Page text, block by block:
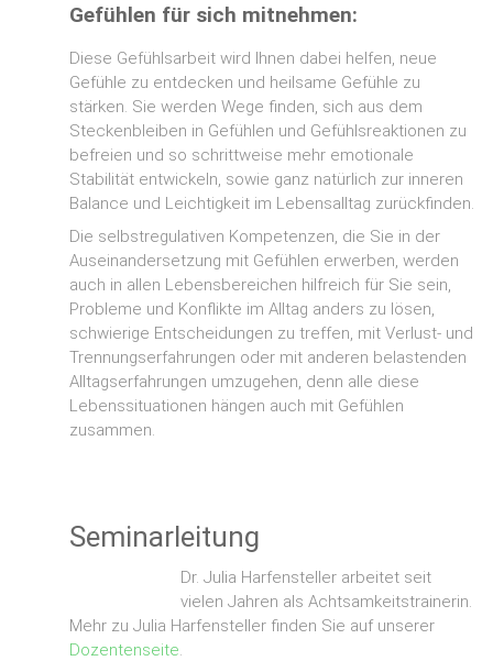
Gefühlen für sich mitnehmen:
Diese Gefühlsarbeit wird Ihnen dabei helfen, neue
Gefühle zu entdecken und heilsame Gefühle zu
stärken. Sie werden Wege finden, sich aus dem
Steckenbleiben in Gefühlen und Gefühlsreaktionen zu
befreien und so schrittweise mehr emotionale
Stabilität entwickeln, sowie ganz natürlich zur inneren
Balance und Leichtigkeit im Lebensalltag zurückfinden.
Die selbstregulativen Kompetenzen, die Sie in der
Auseinandersetzung mit Gefühlen erwerben, werden
auch in allen Lebensbereichen hilfreich für Sie sein,
Probleme und Konflikte im Alltag anders zu lösen,
schwierige Entscheidungen zu treffen, mit Verlust- und
Trennungserfahrungen oder mit anderen belastenden
Alltagserfahrungen umzugehen, denn alle diese
Lebenssituationen hängen auch mit Gefühlen
zusammen.
Seminarleitung
Dr. Julia Harfensteller arbeitet seit
vielen Jahren als Achtsamkeitstrainerin.
Mehr zu Julia Harfensteller finden Sie auf unserer
Dozentenseite.